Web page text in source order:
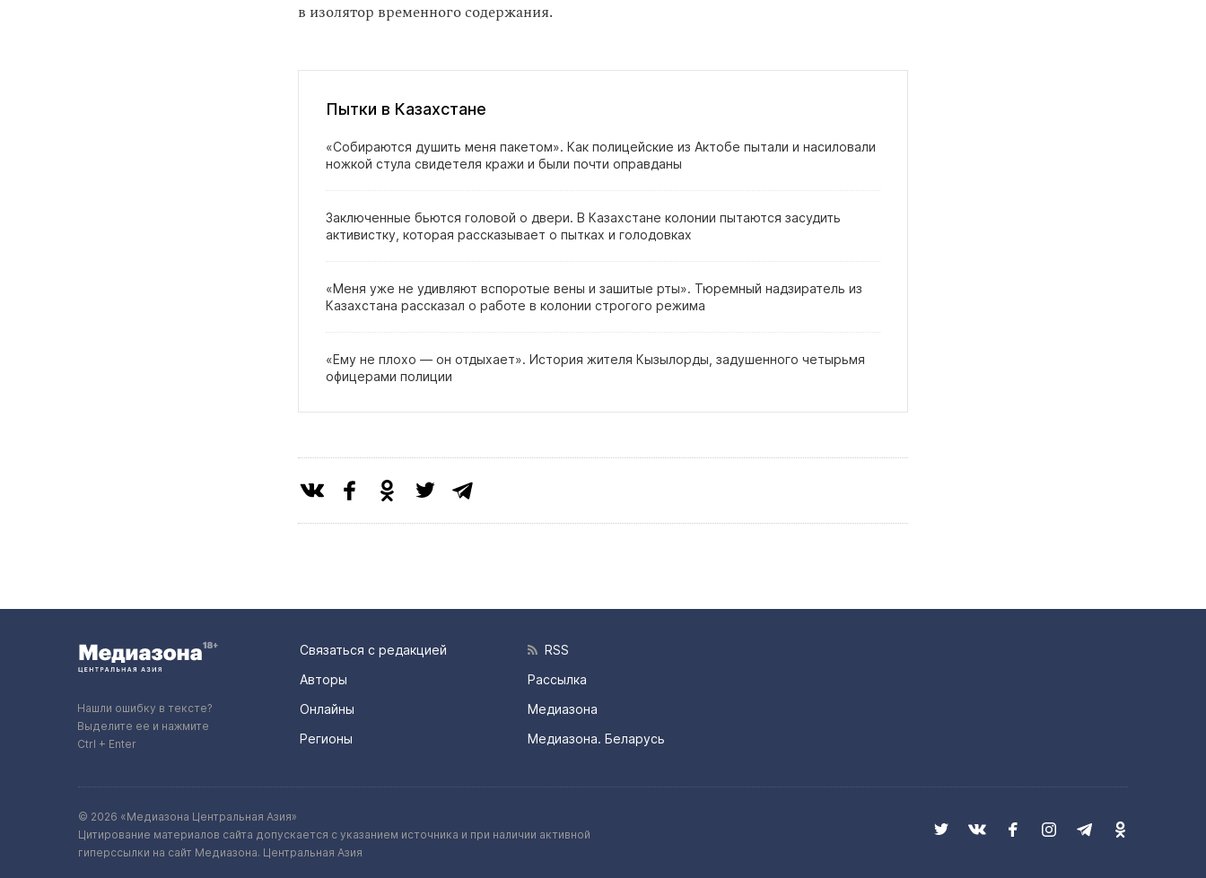
в изолятор временного содержания.
Пытки в Казахстане
«Собираются душить меня пакетом». Как полицейские из Актобе пытали и насиловали
ножкой стула свидетеля кражи и были почти оправданы
Заключенные бьются головой о двери. В Казахстане колонии пытаются засудить
активистку, которая рассказывает о пытках и голодовках
«Меня уже не удивляют вспоротые вены и зашитые рты». Тюремный надзиратель из
Казахстана рассказал о работе в колонии строгого режима
«Ему не плохо — он отдыхает». История жителя Кызылорды, задушенного четырьмя
офицерами полиции
Нашли ошибку в тексте?
Выделите ее и нажмите
Ctrl + Enter
Связаться с редакцией
Авторы
Онлайны
Регионы
RSS
Рассылка
Медиазона
Медиазона. Беларусь
© 2026 «Медиазона Центральная Азия»
Цитирование материалов сайта допускается с указанием источника и при наличии активной
гиперссылки на сайт Медиазона. Центральная Азия